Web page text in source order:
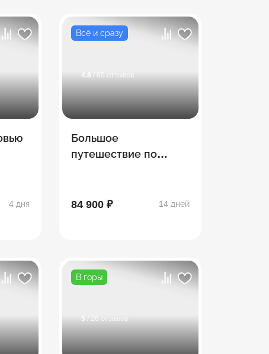
4 дня
Всё и сразу
4.8 / 85 отзывов
Большое
путешествие по
84 900 ₽
14 дней
В горы
5 / 26 отзывов